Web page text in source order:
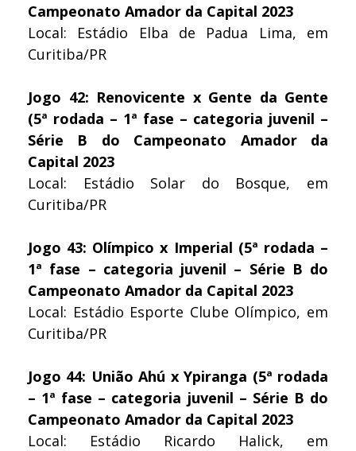
Campeonato Amador da Capital 2023
Local: Estádio Elba de Padua Lima, em
Curitiba/PR
Jogo 42: Renovicente x Gente da Gente
(5ª rodada – 1ª fase – categoria juvenil –
Série B do Campeonato Amador da
Capital 2023
Local: Estádio Solar do Bosque, em
Curitiba/PR
Jogo 43: Olímpico x Imperial (5ª rodada –
1ª fase – categoria juvenil – Série B do
Campeonato Amador da Capital 2023
Local: Estádio Esporte Clube Olímpico, em
Curitiba/PR
Jogo 44: União Ahú x Ypiranga (5ª rodada
– 1ª fase – categoria juvenil – Série B do
Campeonato Amador da Capital 2023
Local: Estádio Ricardo Halick, em